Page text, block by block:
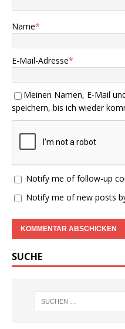
Name*
E-Mail-Adresse*
Meinen Namen, E-Mail
speichern, bis ich wieder
Notify me of follow-up
Notify me of new posts
SUCHE